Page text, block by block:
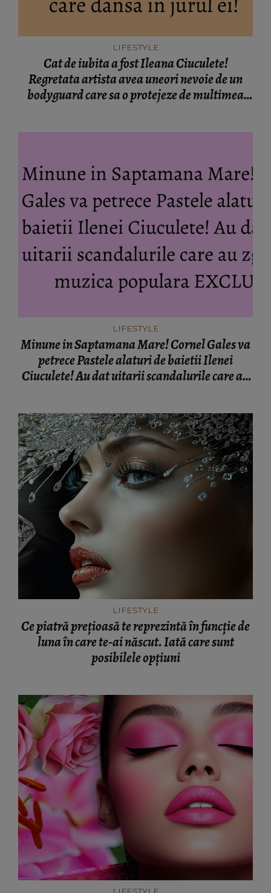
LIFESTYLE
Cat de iubita a fost Ileana Ciuculete!
Regretata artista avea uneori nevoie de un
bodyguard care sa o protejeze de multimea
LIFESTYLE
Minune in Saptamana Mare! Cornel Gales va
petrece Pastele alaturi de baietii Ilenei
Ciuculete! Au dat uitarii scandalurile care au
LIFESTYLE
Ce piatră prețioasă te reprezintă în funcție de
luna în care te-ai născut. Iată care sunt
posibilele opțiuni